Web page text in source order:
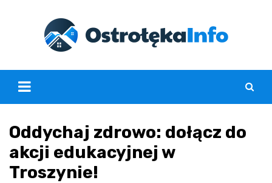
Oddychaj zdrowo: dołącz do
akcji edukacyjnej w
Troszynie!